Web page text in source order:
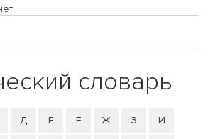
словарь
Д Е Ё Ж З И